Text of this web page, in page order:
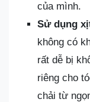
của mình.
Sử dụng
không có
rất dễ bị
riêng cho
chải từ